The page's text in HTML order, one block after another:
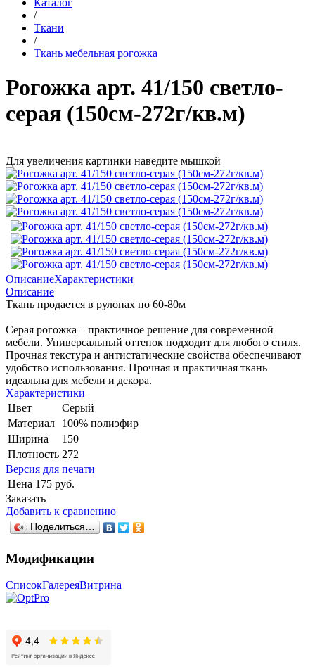
Каталог
/
Ткани
/
Ткань мебельная рогожка
Рогожка арт. 41/150 светло-
серая (150см-272г/кв.м)
Для увеличения картинки наведите мышкой
ОписаниеХарактеристики
Описание
Ткань продается в рулонах по 60-80м
Серая рогожка – практичное решение для современной
мебели. Универсальный оттенок подходит для любого стиля.
Прочная текстура и антистатические свойства обеспечивают
удобство использования. Прочная и практичная ткань
идеальна для мебели и декора.
Характеристики
Цвет
Серый
Материал
100% полиэфир
Ширина
150
Плотность 272
Версия для печати
Цена 175 руб.
Заказать
Добавить к сравнению
Поделиться…
Модификации
СписокГалереяВитрина